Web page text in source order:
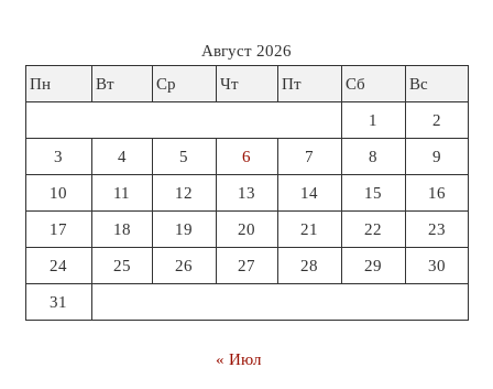
Август 2026
Пн
Вт Ср Чт Пт Сб Вс
1 2
3 4 5 6 7 8 9
10 11 12 13 14 15 16
17 18 19 20 21 22 23
24 25 26 27 28 29 30
31
« Июл